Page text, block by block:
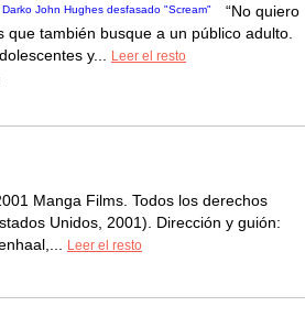
“No quiero
también busque a un público adulto.
y...
Leer el resto
Manga Films. Todos los derechos
Unidos, 2001). Dirección y guión:
Leer el resto